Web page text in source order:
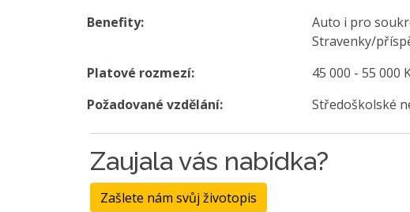
Benefity:
Auto i pro
Stravenky/
Platové rozmezí:
45 000 - 55 000
Požadované vzdělání:
Středoškolské
Zaujala vás nabídka?
Zašlete nám svůj životopis